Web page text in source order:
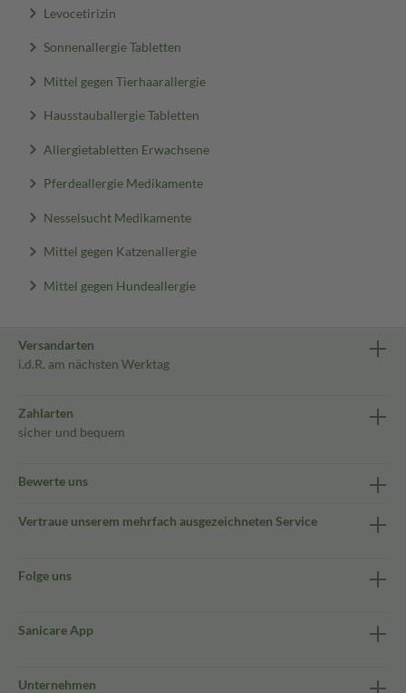
Levocetirizin
Sonnenallergie Tabletten
Mittel gegen Tierhaarallergie
Hausstauballergie Tabletten
Allergietabletten Erwachsene
Pferdeallergie Medikamente
Nesselsucht Medikamente
Mittel gegen Katzenallergie
Mittel gegen Hundeallergie
Versandarten
i.d.R. am nächsten Werktag
Zahlarten
sicher und bequem
Bewerte uns
Vertraue unserem mehrfach ausgezeichneten Service
Folge uns
Sanicare App
Unternehmen